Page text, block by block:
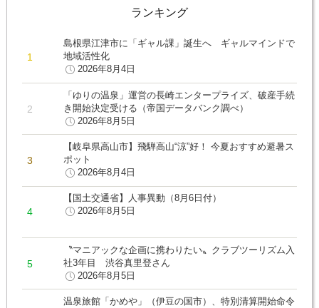
ランキング
島根県江津市に「ギャル課」誕生へ ギャルマインドで
地域活性化
2026年8月4日
「ゆりの温泉」運営の長崎エンタープライズ、破産手続
き開始決定受ける（帝国データバンク調べ）
2026年8月5日
【岐阜県高山市】飛騨高山“涼”好！ 今夏おすすめ避暑ス
ポット
2026年8月4日
【国土交通省】人事異動（8月6日付）
2026年8月5日
〝マニアックな企画に携わりたい〟クラブツーリズム入
社3年目 渋谷真里登さん
2026年8月5日
温泉旅館「かめや」（伊豆の国市）、特別清算開始命令